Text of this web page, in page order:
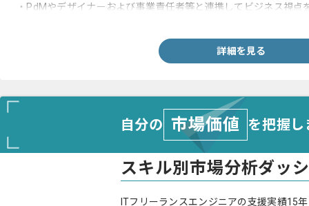
・PdMやデザイナーおよび事業責任者等と連携してビジネス視
詳細を見る
自分の 市場価値 を把握
スキル別市場分析ダッ
ITフリーランスエンジニアの支援実績15